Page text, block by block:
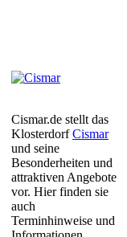
Cismar.de stellt das
KlosterdorfCismar
und seine
Besonderheiten und
attraktiven Angebote
vor. Hier finden sie
auch
Terminhinweise und